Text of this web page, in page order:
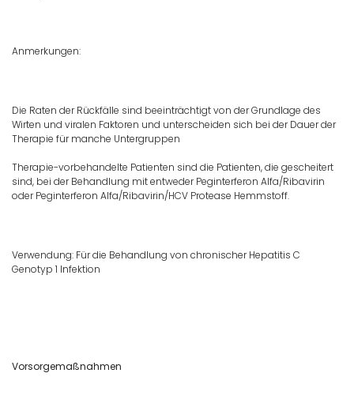
Anmerkungen:
Die Raten der Rückfälle sind beeinträchtigt von der Grundlage des
Wirten und viralen Faktoren und unterscheiden sich bei der Dauer der
Therapie für manche Untergruppen
Therapie-vorbehandelte Patienten sind die Patienten, die gescheitert
sind, bei der Behandlung mit entweder Peginterferon Alfa/Ribavirin
oder Peginterferon Alfa/Ribavirin/HCV Protease Hemmstoff.
Verwendung: Für die Behandlung von chronischer Hepatitis C
Genotyp 1 Infektion
Vorsorgemaßnahmen